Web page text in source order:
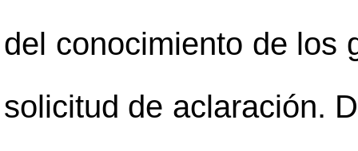
del conocimiento de los
solicitud de aclaración.